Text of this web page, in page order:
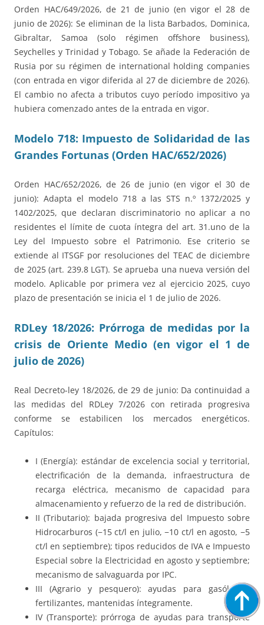
Orden HAC/649/2026, de 21 de junio (en vigor el 28 de
junio de 2026): Se eliminan de la lista Barbados, Dominica,
Gibraltar, Samoa (solo régimen offshore business),
Seychelles y Trinidad y Tobago. Se añade la Federación de
Rusia por su régimen de international holding companies
(con entrada en vigor diferida al 27 de diciembre de 2026).
El cambio no afecta a tributos cuyo período impositivo ya
hubiera comenzado antes de la entrada en vigor.
Modelo 718: Impuesto de Solidaridad de las
Grandes Fortunas (Orden HAC/652/2026)
Orden HAC/652/2026, de 26 de junio (en vigor el 30 de
junio): Adapta el modelo 718 a las STS n.º 1372/2025 y
1402/2025, que declaran discriminatorio no aplicar a no
residentes el límite de cuota íntegra del art. 31.uno de la
Ley del Impuesto sobre el Patrimonio. Ese criterio se
extiende al ITSGF por resoluciones del TEAC de diciembre
de 2025 (art. 239.8 LGT). Se aprueba una nueva versión del
modelo. Aplicable por primera vez al ejercicio 2025, cuyo
plazo de presentación se inicia el 1 de julio de 2026.
RDLey 18/2026: Prórroga de medidas por la
crisis de Oriente Medio (en vigor el 1 de
julio de 2026)
Real Decreto-ley 18/2026, de 29 de junio: Da continuidad a
las medidas del RDLey 7/2026 con retirada progresiva
conforme se estabilicen los mercados energéticos.
Capítulos:
I (Energía): estándar de excelencia social y territorial,
electrificación de la demanda, infraestructura de
recarga eléctrica, mecanismo de capacidad para
almacenamiento y refuerzo de la red de distribución.
II (Tributario): bajada progresiva del Impuesto sobre
Hidrocarburos (−15 ct/l en julio, −10 ct/l en agosto, −5
ct/l en septiembre); tipos reducidos de IVA e Impuesto
Especial sobre la Electricidad en agosto y septiembre;
mecanismo de salvaguarda por IPC.
III (Agrario y pesquero): ayudas para gasóleo y
fertilizantes, mantenidas íntegramente.
IV (Transporte): prórroga de ayudas para transporte